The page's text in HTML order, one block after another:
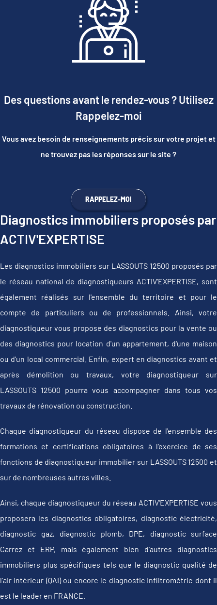
Des questions avant le rendez-vous ? Utilisez
Rappelez-moi
Vous avez besoin de renseignements précis sur votre projet et
ne trouvez pas les réponses sur le site ?
RAPPELEZ-MOI
Diagnostics immobiliers proposés par
ACTIV'EXPERTISE
Les diagnostics immobiliers sur LASSOUTS 12500 proposés par
le réseau national de diagnostiqueurs ACTIV'EXPERTISE, sont
également réalisés sur l'ensemble du territoire et pour le
compte de particuliers ou de professionnels. Ainsi, votre
diagnostiqueur vous propose des diagnostics pour la vente ou
des diagnostics pour location d'un appartement, d'une maison
ou d'un local commercial. Enfin, expert en diagnostics avant et
après démolition ou travaux, votre diagnostiqueur sur
LASSOUTS 12500 pourra vous accompagner dans tous vos
travaux de rénovation ou construction.
Chaque diagnostiqueur du réseau dispose de l'ensemble des
formations et certifications obligatoires à l'exercice de ses
fonctions de diagnostiqueur immobilier sur LASSOUTS 12500 et
sur de nombreuses autres villes.
Ainsi, chaque diagnostiqueur du réseau ACTIV'EXPERTISE vous
proposera les diagnostics obligatoires, diagnostic électricité,
diagnostic gaz, diagnostic plomb, DPE, diagnostic surface
Carrez et ERP, mais également bien d'autres diagnostics
immobiliers plus spécifiques tels que le diagnostic qualité de
l'air intérieur (QAI) ou encore le diagnostic Infiltrométrie dont il
est le leader en FRANCE.